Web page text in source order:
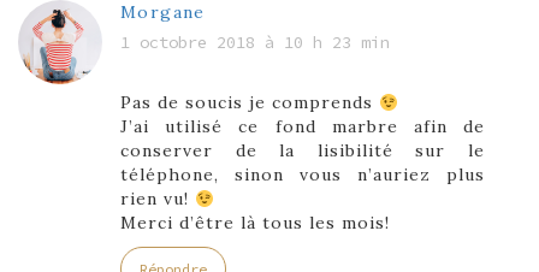
Morgane
1 octobre 2018 à 10 h 23 min
Pas de soucis je comprends
J’ai utilisé ce fond marbre afin de
conserver de la lisibilité sur le
téléphone, sinon vous n’auriez plus
rien vu!
Merci d’être là tous les mois!